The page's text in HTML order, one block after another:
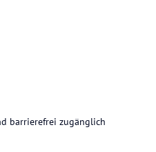
barrierefrei zugänglich